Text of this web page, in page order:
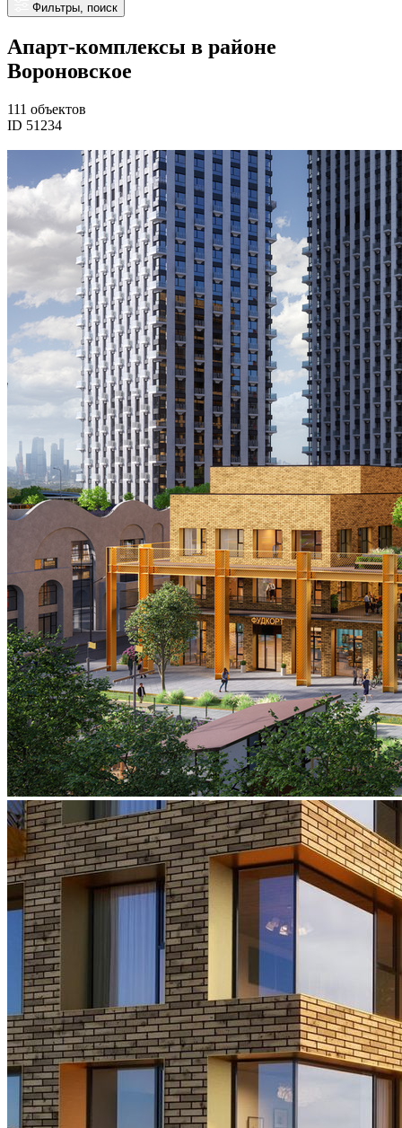
Фильтры, поиск
Апарт-комплексы в районе
Вороновское
111 объектов
ID 51234